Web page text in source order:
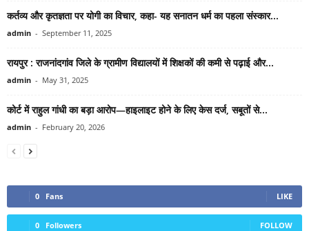
कर्तव्य और कृतज्ञता पर योगी का विचार, कहा- यह सनातन धर्म का पहला संस्कार...
admin - September 11, 2025
रायपुर : राजनांदगांव जिले के ग्रामीण विद्यालयों में शिक्षकों की कमी से पढ़ाई और...
admin - May 31, 2025
कोर्ट में राहुल गांधी का बड़ा आरोप—हाइलाइट होने के लिए केस दर्ज, सबूतों से...
admin - February 20, 2026
0 Fans LIKE
0 Followers FOLLOW